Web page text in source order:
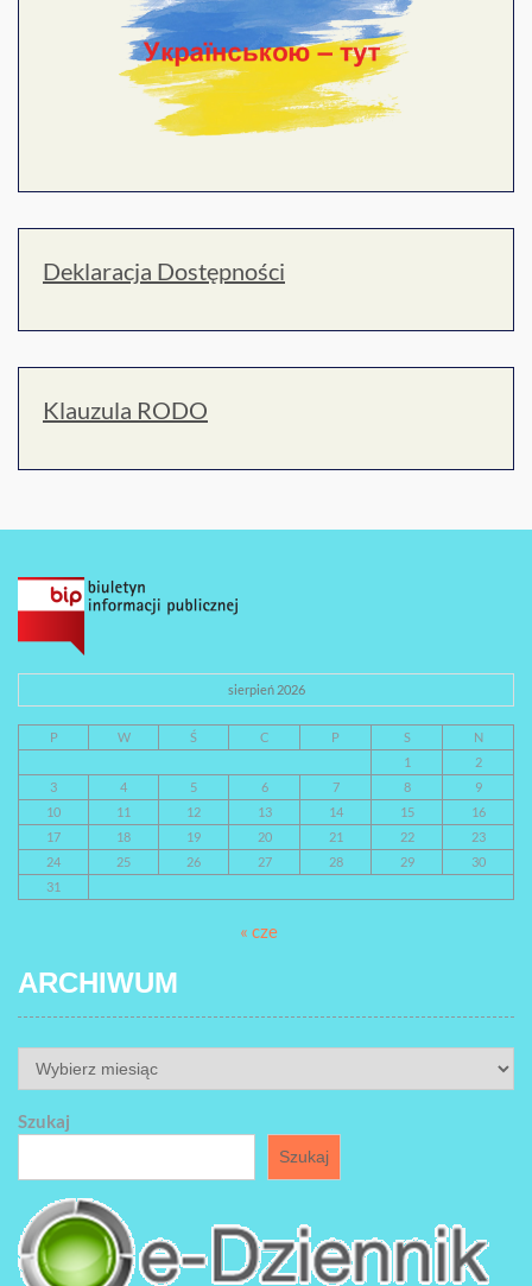
Deklaracja Dostępności
Klauzula RODO
sierpień 2026
P W Ś C P S
N
1
2
3
4 5 6 7 8
9
10
11 12 13 14 15
16
17
18 19 20 21 22
23
24
25 26 27 28 29
30
31
« cze
ARCHIWUM
ARCHIWUM
Szukaj
Szukaj